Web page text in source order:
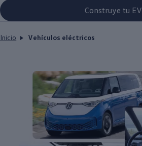
Construye tu EV
Inicio Vehículos eléctricos